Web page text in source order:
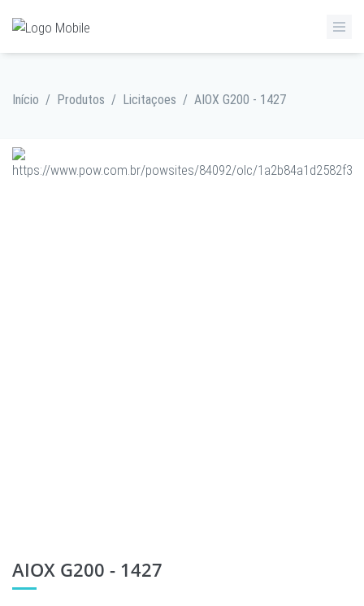
Início / Produtos / Licitaçoes / AIOX G200 - 1427
AIOX G200 - 1427